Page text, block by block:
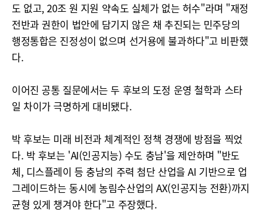
도 없고, 20조 원 지원 약속도 실체가 없는 허수"라며 "재정
전반과 권한이 법안에 담기지 않은 채 추진되는 민주당의
행정통합은 진정성이 없으며 선거용에 불과하다"고 비판했
다.
이어진 공통 질문에서는 두 후보의 도정 운영 철학과 스타
일 차이가 극명하게 대비됐다.
박 후보는 미래 비전과 체계적인 정책 경쟁에 방점을 찍었
다. 박 후보는 'AI(인공지능) 수도 충남'을 제안하며 "반도
체, 디스플레이 등 충남의 주력 첨단 산업을 AI 기반으로 업
그레이드하는 동시에 농림수산업의 AX(인공지능 전환)까지
균형 있게 챙겨야 한다"고 주장했다.